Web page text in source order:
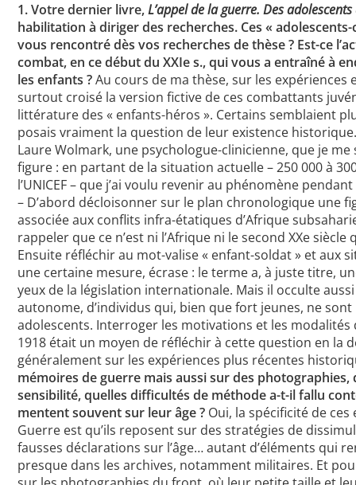
1. Votre dernier livre,L’appel de la guerre. Des
habilitation à diriger des recherches. Ces «
vous rencontré dès vos recherches de thèse ? Est-ce
combat, en ce début du XXIe s., qui vous a entraîné à
les enfants ?Au cours de ma thèse, sur les expériences
surtout croisé la version fictive de ces combattants
littérature des « enfants-héros ». Certains semblaient
posais vraiment la question de leur existence
Laure Wolmark, une psychologue-clinicienne, que je
figure : en partant de la situation actuelle – 250 000 à
l’UNICEF – que j’ai voulu revenir au phénomène
– D’abord décloisonner sur le plan chronologique une
associée aux conflits infra-étatiques d’Afrique
rappeler que ce n’est ni l’Afrique ni le second XXe
Ensuite réfléchir au mot-valise « enfant-soldat » et aux
une certaine mesure, écrase : le terme a, à juste titre,
yeux de la législation internationale. Mais il occulte
autonome, d’individus qui, bien que fort jeunes, ne
adolescents. Interroger les motivations et les modalités
1918 était un moyen de réfléchir à cette question en la
généralement sur les expériences plus récentes
mémoires de guerre mais aussi sur des
sensibilité, quelles difficultés de méthode a-t-il fallu
mentent souvent sur leur âge ? Oui, la spécificité de
Guerre est qu’ils reposent sur des stratégies de
fausses déclarations sur l’âge… autant d’éléments qui
presque dans les archives, notamment militaires. Et